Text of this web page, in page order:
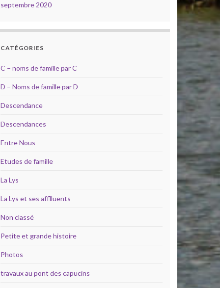
septembre 2020
CATÉGORIES
C – noms de famille par C
D – Noms de famille par D
Descendance
Descendances
Entre Nous
Etudes de famille
La Lys
La Lys et ses afflluents
Non classé
Petite et grande histoire
Photos
travaux au pont des capucins